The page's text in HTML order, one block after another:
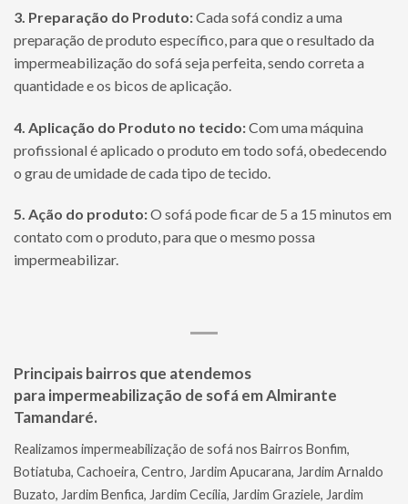
3. Preparação do Produto:Cada sofá condiz a uma
preparação de produto específico, para que o resultado da
impermeabilização do sofá seja perfeita, sendo correta a
quantidade e os bicos de aplicação.
4. Aplicação do Produto no tecido:Com uma máquina
profissional é aplicado o produto em todo sofá, obedecendo
o grau de umidade de cada tipo de tecido.
5. Ação do produto:O sofá pode ficar de 5 a 15 minutos em
contato com o produto, para que o mesmo possa
impermeabilizar.
Principais bairros que atendemos
paraimpermeabilização de sofá em Almirante
Tamandaré.
Realizamos impermeabilização de sofá nos Bairros Bonfim,
Botiatuba, Cachoeira, Centro, Jardim Apucarana, Jardim Arnaldo
Buzato, Jardim Benfica, Jardim Cecília, Jardim Graziele, Jardim